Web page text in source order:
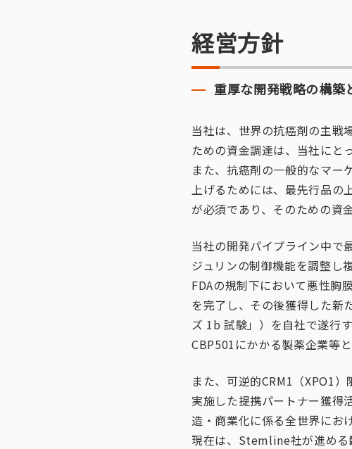
経営方針
重厚な開発戦略の構築
当社は、世界の抗癌剤の主戦
ための資金調達は、当社にと
また、抗癌剤の一般的なマー
上げるためには、最先行品の
が必須であり、そのための資
当社の開発パイプライン中で
ジュリンの制御機能を調整し
FDAの規制下において悪性胸
を完了し、その後獲得した新
ズ 1b 試験」）を自社で遂行
CBP501にかかる製薬企業等
また、可逆的CRM1（XPO1
実施した提携パートナー獲
造・商業化に係る全世界にお
現在は、Stemline社が進める